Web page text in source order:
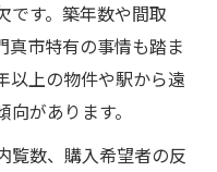
です。築年数や間取
真市特有の事情も踏ま
以上の物件や駅から遠
があります。
覧数、購入希望者の反